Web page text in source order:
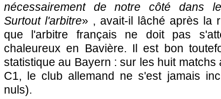
nécessairement de notre côté dans
Surtout l'arbitre» , avait-il lâché après la
que l'arbitre français ne doit pas
chaleureux en Bavière. Il est bon
statistique au Bayern : sur les huit matchs
C1, le club allemand ne s'est jamais
nuls).